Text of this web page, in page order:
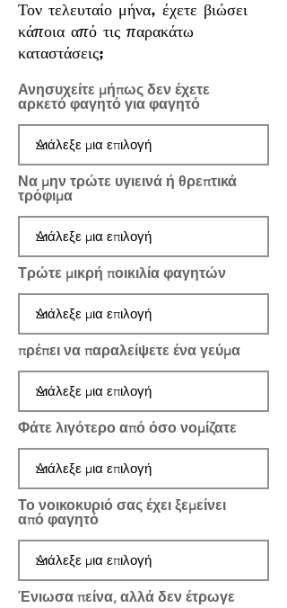
Τον τελευταίο μήνα, έχετε βιώσει
κάποια από τις παρακάτω
καταστάσεις;
Ανησυχείτε μήπως δεν έχετε
αρκετό φαγητό για φαγητό
Να μην τρώτε υγιεινά ή θρεπτικά
τρόφιμα
Τρώτε μικρή ποικιλία φαγητών
πρέπει να παραλείψετε ένα γεύμα
Φάτε λιγότερο από όσο νομίζατε
Το νοικοκυριό σας έχει ξεμείνει
από φαγητό
Ένιωσα πείνα, αλλά δεν έτρωγε